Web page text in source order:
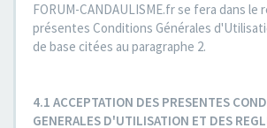
FORUM-CANDAULISME.fr se fera dans le
présentes Conditions Générales
de base citées au paragraphe 2.
4.1 ACCEPTATION DES PRESENTES
GENERALES D'UTILISATION ET DES